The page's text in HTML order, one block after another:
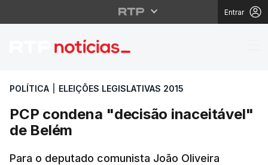
Entrar
PCP condena
POLÍTICA ELEIÇÕES LEGISLATIVAS 2015
PCP condena "decisão inaceitável"
de Belém
Para o deputado comunista João Oliveira